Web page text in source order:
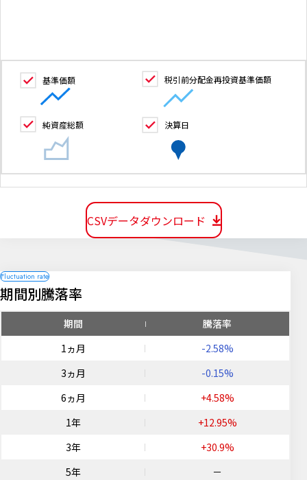
基準価額 税引前分配金再投資基準価額
純資産総額 決算日
CSVデータダウンロード
期間別騰落率
期間
騰落率
1ヵ月
-2.58%
3ヵ月
-0.15%
6ヵ月
+4.58%
1年
+12.95%
3年
+30.9%
5年
－